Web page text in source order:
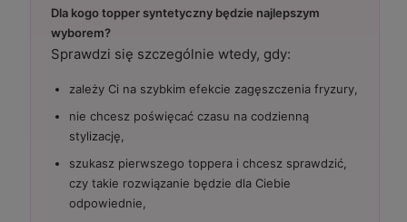
Dla kogo topper syntetyczny będzie najlepszym
wyborem?
Sprawdzi się szczególnie wtedy, gdy:
zależy Ci na szybkim efekcie zagęszczenia fryzury,
nie chcesz poświęcać czasu na codzienną
stylizację,
szukasz pierwszego toppera i chcesz sprawdzić,
czy takie rozwiązanie będzie dla Ciebie
odpowiednie,